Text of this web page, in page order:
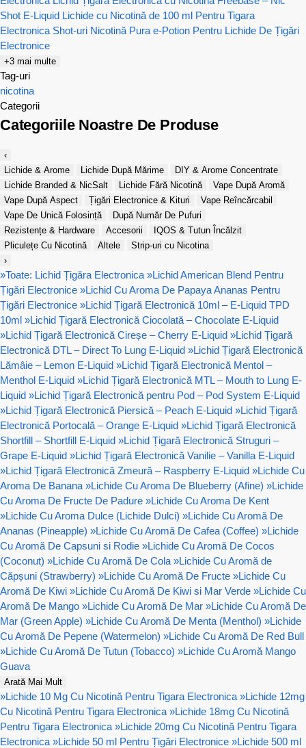
Shot E-Liquid Lichide cu Nicotină de 100 ml Pentru Tigara
Electronica Shot-uri Nicotină Pura e-Potion Pentru Lichide De Țigări
Electronice
+3 mai multe
Tag-uri
nicotina
Categorii
Categoriile Noastre De Produse
‹
Lichide & Arome
Lichide După Mărime
DIY & Arome Concentrate
Lichide Branded & NicSalt
Lichide Fără Nicotină
Vape După Aromă
Vape După Aspect
Țigări Electronice & Kituri
Vape Reîncărcabil
Vape De Unică Folosință
După Număr De Pufuri
Rezistențe & Hardware
Accesorii
IQOS & Tutun Încălzit
Pliculețe Cu Nicotină
Altele
Strip-uri cu Nicotina
›
»Toate: Lichid Țigăra Electronica »Lichid American Blend Pentru
Țigări Electronice »Lichid Cu Aroma De Papaya Ananas Pentru
Țigări Electronice »Lichid Țigară Electronică 10ml – E-Liquid TPD
10ml »Lichid Țigară Electronică Ciocolată – Chocolate E-Liquid
»Lichid Țigară Electronică Cireșe – Cherry E-Liquid »Lichid Țigară
Electronică DTL – Direct To Lung E-Liquid »Lichid Țigară Electronică
Lămâie – Lemon E-Liquid »Lichid Țigară Electronică Mentol –
Menthol E-Liquid »Lichid Țigară Electronică MTL – Mouth to Lung E-
Liquid »Lichid Țigară Electronică pentru Pod – Pod System E-Liquid
»Lichid Țigară Electronică Piersică – Peach E-Liquid »Lichid Țigară
Electronică Portocală – Orange E-Liquid »Lichid Țigară Electronică
Shortfill – Shortfill E-Liquid »Lichid Țigară Electronică Struguri –
Grape E-Liquid »Lichid Țigară Electronică Vanilie – Vanilla E-Liquid
»Lichid Țigară Electronică Zmeură – Raspberry E-Liquid »Lichide Cu
Aroma De Banana »Lichide Cu Aroma De Blueberry (Afine) »Lichide
Cu Aroma De Fructe De Padure »Lichide Cu Aroma De Kent
»Lichide Cu Aroma Dulce (Lichide Dulci) »Lichide Cu Aromă De
Ananas (Pineapple) »Lichide Cu Aromă De Cafea (Coffee) »Lichide
Cu Aromă De Capsuni si Rodie »Lichide Cu Aromă De Cocos
(Coconut) »Lichide Cu Aromă De Cola »Lichide Cu Aromă de
Căpșuni (Strawberry) »Lichide Cu Aromă De Fructe »Lichide Cu
Aromă De Kiwi »Lichide Cu Aromă De Kiwi si Mar Verde »Lichide Cu
Aromă De Mango »Lichide Cu Aromă De Mar »Lichide Cu Aromă De
Mar (Green Apple) »Lichide Cu Aromă De Menta (Menthol) »Lichide
Cu Aromă De Pepene (Watermelon) »Lichide Cu Aromă De Red Bull
»Lichide Cu Aromă De Tutun (Tobacco) »Lichide Cu Aromă Mango
Guava
Arată Mai Mult
»Lichide 10 Mg Cu Nicotină Pentru Tigara Electronica »Lichide 12mg
Cu Nicotină Pentru Tigara Electronica »Lichide 18mg Cu Nicotină
Pentru Tigara Electronica »Lichide 20mg Cu Nicotină Pentru Tigara
Electronica »Lichide 50 ml Pentru Țigări Electronice »Lichide 500 ml